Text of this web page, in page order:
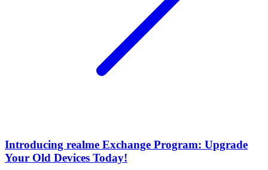
Introducing realme Exchange Program: Upgrade
Your Old Devices Today!